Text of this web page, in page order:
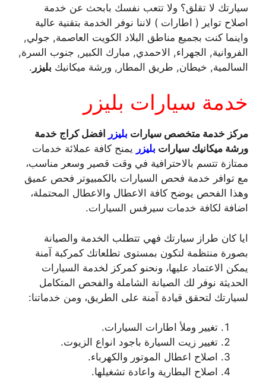
سيارتك لا تقلق؟ ولا تتعب نفسك بابحث عن خدمة
اصلاح تواير ( اطارات ) لاننا نوفر الخدمة بتقنية عالية
واينما كنت بجميع مناطق البلاد الكويت العاصمة, جولي,
الفروانية, الجهراء, الاحمدي, مبارك الكبير, جنوب السرة,
السالمية, خيطان, طريق المطار, ورشة ميكانيك بليزر .
خدمة سيارات بليزر
مركز خدمة متخصص سيارات بليزر
افضل كراج خدمة
ورشة ميكانيك سيارات بليزر يمنح كافة عملائة خدمات
ممتازة تتسم بالاحترافية في وقت قصير وسعر مناسب،
مع توافر خدمة فحص السيارات بالكمبيوتر فحص عميق
وهذا الفحص يوضح كافة الاعطال والاعطال المحتملة،
اضافة لكافة خدمات سيرفس السيارات.
ايا كان طراز سيارتك فهي تتطلب الخدمة والصيانة
بصورة منتظمة لتكون بمستوى تطلعاتك كمركبة آمنة
يمكن الاعتماد عليها، ونحنو كمركز لخدمة السيارات
الحديثة نوفر لك الصيانة الشاملة والفحص المتكامل
لسيارتك لتحقق قيادة آمنة على الطريق، ومن خدماتنا:
تغيير وملأ اطارات السيارات.
تغيير زيت السيارة باجود انواع الزيوت.
اصلاح اعطال الموتور والكهرباء.
اصلاح البطارية واعادة تشغيلها.